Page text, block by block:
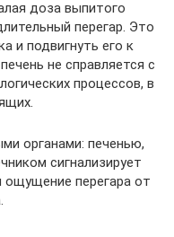
доза выпитого
перегар. Это
и подвигнуть его к
не справляется с
процессов, в
органами: печенью,
сигнализирует
перегара от